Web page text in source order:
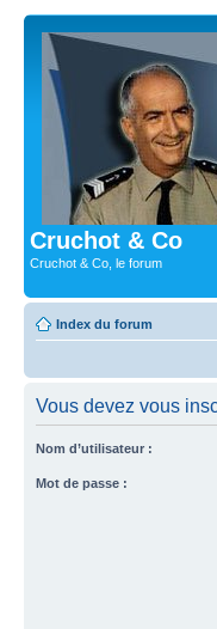
Cruchot & Co
Cruchot & Co, le forum
Index du forum
Vous devez vous
Nom d’utilisateur :
Mot de passe :